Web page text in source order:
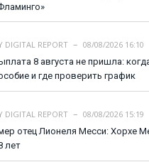
DIGITAL REPORT
08/08/2026 16:10
8 августа не пришла:
и где проверить график
DIGITAL REPORT
08/08/2026 15:19
отец Лионеля Месси: Хорхе
лет